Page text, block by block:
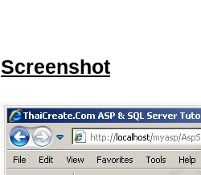
Screenshot